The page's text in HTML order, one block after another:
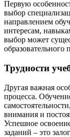
Первую
выбор
направлением
интересам,
выбор может
Трудности
Другая важная
процесса.
внимания и
Успешное
заданий – это